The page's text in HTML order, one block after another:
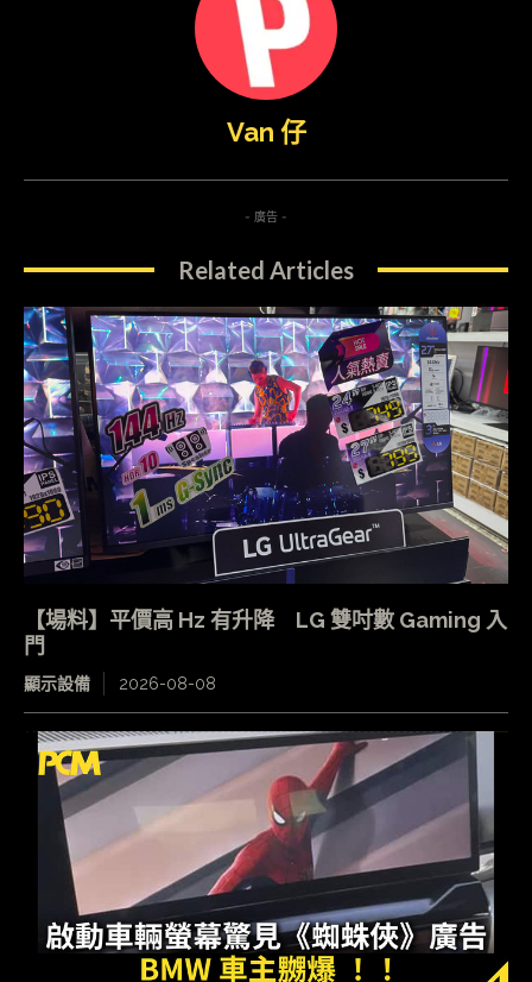
Van 仔
- 廣告 -
Related Articles
【場料】平價高 Hz 有升降 LG 雙吋數 Gaming 入
門
顯示設備 2026-08-08